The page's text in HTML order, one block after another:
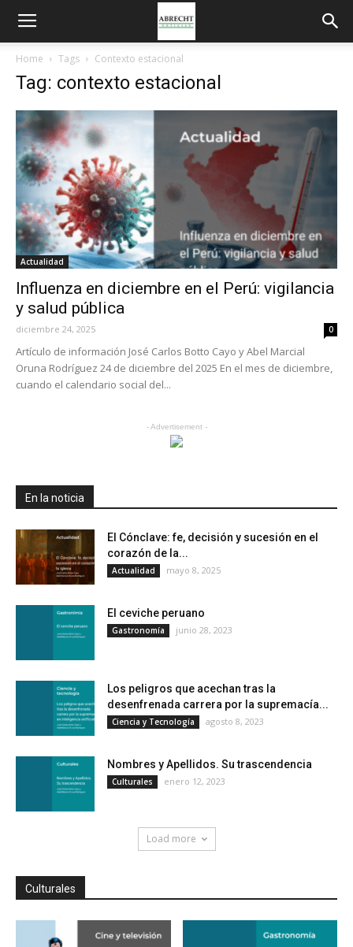
Home Tags Contexto estacional
Tag: contexto estacional
Actualidad
Influenza en diciembre en el Perú: vigilancia
y salud pública
diciembre 24, 2025 0
Artículo de información José Carlos Botto Cayo y Abel Marcial
Oruna Rodríguez 24 de diciembre del 2025 En el mes de diciembre,
cuando el calendario social del...
- Advertisement -
En la noticia
El Cónclave: fe, decisión y sucesión en el
corazón de la...
Actualidad mayo 8, 2025
El ceviche peruano
Gastronomía junio 28, 2023
Los peligros que acechan tras la
desenfrenada carrera por la supremacía...
Ciencia y Tecnología agosto 8, 2023
Nombres y Apellidos. Su trascendencia
Culturales enero 12, 2023
Load more
Culturales